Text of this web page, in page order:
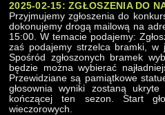
2025-02-15: ZGŁOSZENIA DO
Przyjmujemy zgłoszenia do
dokonujemy drogą mailową na
15:00. W temacie podajemy:
zaś podajemy strzelca bramki,
Spośród zgłoszonych bramek
będzie można wybierać
Przewidziane są pamiątkowe
głosownia wyniki zostaną
kończącej ten sezon. Start
wieczorowych.